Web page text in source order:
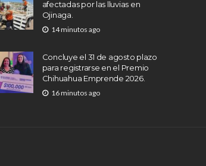
afectadas por las lluvias en
Ojinaga.
14 minutos ago
Concluye el 31 de agosto plazo
para registrarse en el Premio
Chihuahua Emprende 2026.
16 minutos ago